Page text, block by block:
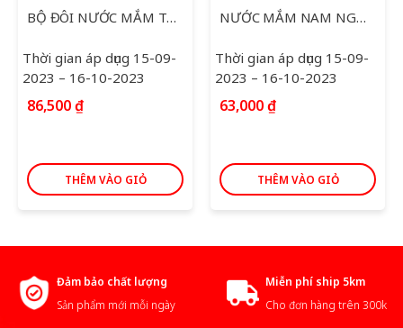
BỘ ĐÔI NƯỚC MẮM THÁI LONG 750ML
Thời gian áp dụng 15-09-
2023 – 16-10-2023
86,500₫
THÊM VÀO GIỎ
NƯỚC MẮM NAM NGƯ PHÚ QUỐC 500ML
Thời gian áp dụng 15-09-
2023 – 16-10-2023
63,000₫
THÊM VÀO GIỎ
Đảm bảo chất lượng
Sản phẩm mới mỗi ngày
Miễn phí ship 5km
Cho đơn hàng trên 300k